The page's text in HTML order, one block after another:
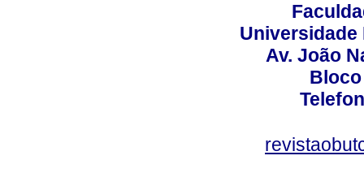
Universidade
Av. João
Bloco